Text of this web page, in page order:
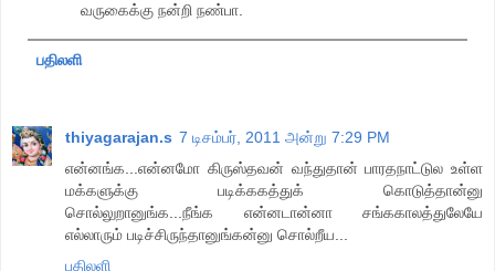
வருகைக்கு நன்றி நண்பா.
பதிலளி
thiyagarajan.s 7 டிசம்பர், 2011 அன்று 7:29 PM
என்னங்க...என்னமோ கிருஸ்தவன் வந்துதான் பாரதநாட்டுல உள்ள
மக்களுக்கு படிக்ககத்துக் கொடுத்தான்னு
சொல்லுறானுங்க...நீங்க என்னடான்னா சங்ககாலத்துலேயே
எல்லாரும் படிச்சிருந்தானுங்கன்னு சொல்றீய...
பதிலளி